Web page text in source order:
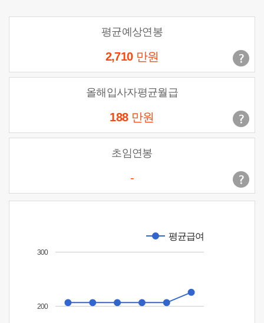
평균예상연봉
2,710 만원
올해입사자평균월급
188 만원
초임연봉
-
평균급여
200
300